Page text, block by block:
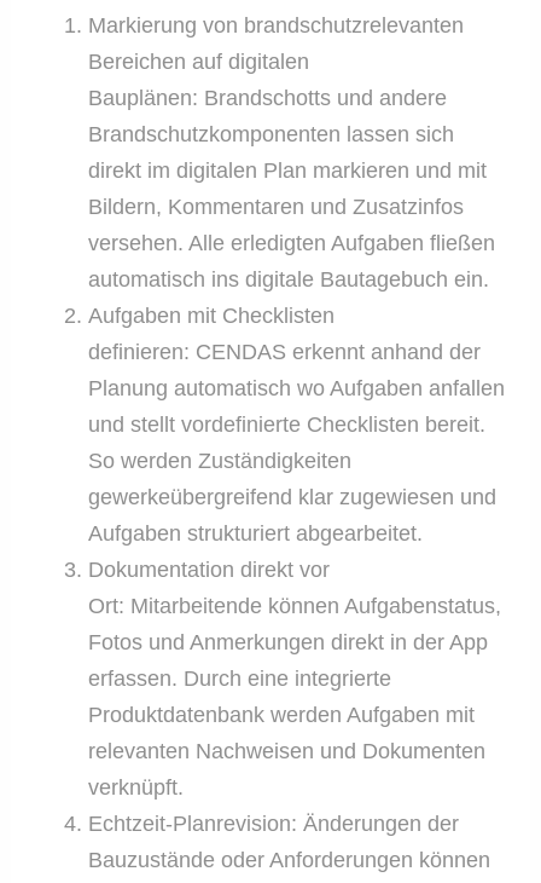
Markierung von brandschutzrelevanten
Bereichen auf digitalen
Bauplänen: Brandschotts und andere
Brandschutzkomponenten lassen sich
direkt im digitalen Plan markieren und mit
Bildern, Kommentaren und Zusatzinfos
versehen. Alle erledigten Aufgaben fließen
automatisch ins digitale Bautagebuch ein.
Aufgaben mit Checklisten
definieren: CENDAS erkennt anhand der
Planung automatisch wo Aufgaben anfallen
und stellt vordefinierte Checklisten bereit.
So werden Zuständigkeiten
gewerkeübergreifend klar zugewiesen und
Aufgaben strukturiert abgearbeitet.
Dokumentation direkt vor
Ort: Mitarbeitende können Aufgabenstatus,
Fotos und Anmerkungen direkt in der App
erfassen. Durch eine integrierte
Produktdatenbank werden Aufgaben mit
relevanten Nachweisen und Dokumenten
verknüpft.
Echtzeit-Planrevision: Änderungen der
Bauzustände oder Anforderungen können